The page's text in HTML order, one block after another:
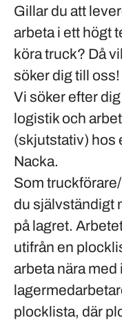
Gillar du att
arbeta i ett högt
köra truck? Då
söker dig till oss!
Vi söker efter
logistik och
(skjutstativ) hos
Nacka.
Som
du självständigt
på lagret.
utifrån en
arbeta nära med
plocklista, där